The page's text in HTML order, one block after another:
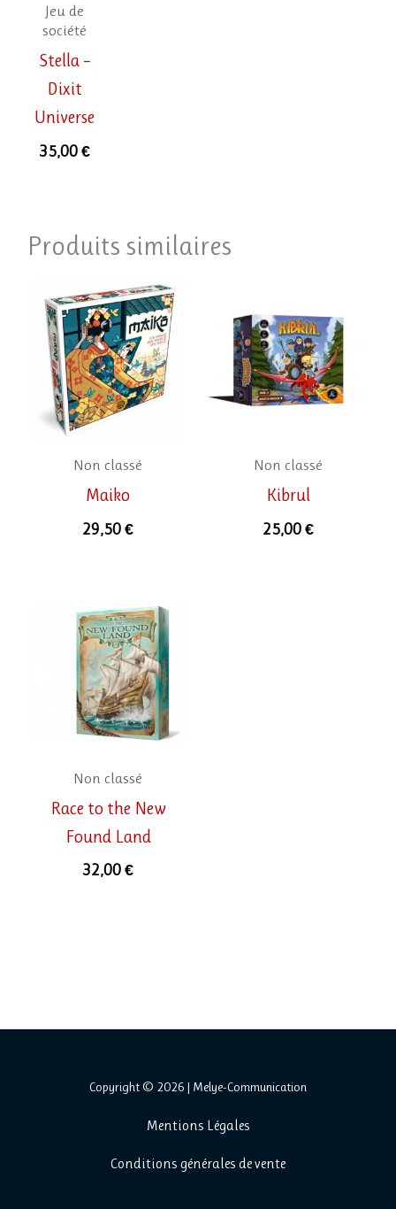
Jeu de
société
Stella –
Dixit
Universe
35,00€
Produits similaires
Non classé
Maiko
29,50€
Non classé
Kibrul
25,00 €
Non classé
Race to the New
Found Land
32,00€
Copyright © 2026 | Melye-Communication
Mentions Légales
Conditions générales de vente